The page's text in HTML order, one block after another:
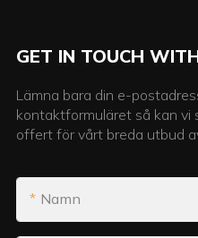
GET IN TOUCH
Lämna bara din e-
kontaktformuläret så kan vi
offert för vårt breda utbud
Namn